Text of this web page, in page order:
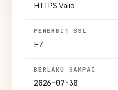
HTTPS Valid
PENERBIT SSL
E7
BERLAKU SAMPAI
2026-07-30